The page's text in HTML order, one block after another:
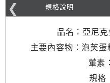
規格說明
品名：亞尼
主要內容物：泡芙
葷素
規格